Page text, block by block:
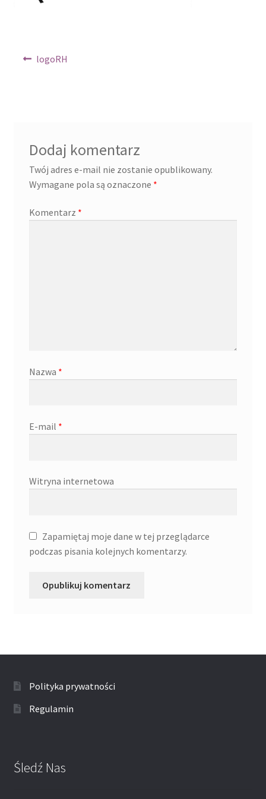
Nawigacja
Poprzedni
logoRH
Dodaj komentarz
Twój adres e-mail nie zostanie opublikowany.
Wymagane pola są oznaczone *
Komentarz *
Nazwa *
E-mail *
Witryna internetowa
Zapamiętaj moje dane w tej przeglądarce
podczas pisania kolejnych komentarzy.
Polityka prywatności
Regulamin
Śledź Nas